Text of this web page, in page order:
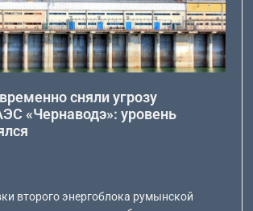
сняли угрозу
«Чернаводэ»: уровень
второго энергоблока румынской